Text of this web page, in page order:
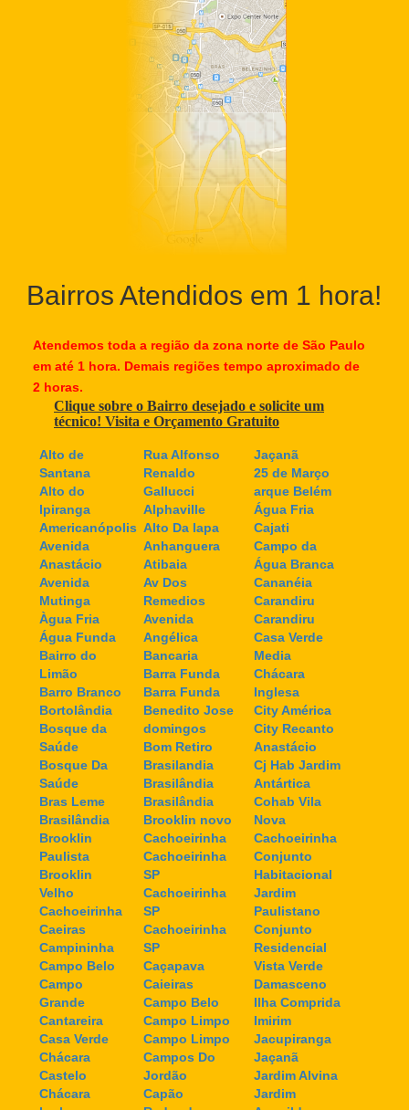
Bairros Atendidos em 1 hora!
Atendemos toda a região da zona norte de São Paulo
em até 1 hora. Demais regiões tempo aproximado de
2 horas.
Clique sobre o Bairro desejado e solicite um
técnico! Visita e Orçamento Gratuito
Alto de
Santana
Alto do
Ipiranga
Americanópolis
Avenida
Anastácio
Avenida
Mutinga
Àgua Fria
Água Funda
Bairro do
Limão
Barro Branco
Bortolândia
Bosque da
Saúde
Bosque Da
Saúde
Bras Leme
Brasilândia
Brooklin
Paulista
Brooklin
Velho
Cachoeirinha
Caeiras
Campininha
Campo Belo
Campo
Grande
Cantareira
Casa Verde
Chácara
Castelo
Chácara
Rua Alfonso
Renaldo
Gallucci
Alphaville
Alto Da lapa
Anhanguera
Atibaia
Av Dos
Remedios
Avenida
Angélica
Bancaria
Barra Funda
Barra Funda
Benedito Jose
domingos
Bom Retiro
Brasilandia
Brasilândia
Brasilândia
Brooklin novo
Cachoeirinha
Cachoeirinha
SP
Cachoeirinha
SP
Cachoeirinha
SP
Caçapava
Caieiras
Campo Belo
Campo Limpo
Campo Limpo
Campos Do
Jordão
Capão
Jaçanã
25 de Março
arque Belém
Água Fria
Cajati
Campo da
Água Branca
Cananéia
Carandiru
Carandiru
Casa Verde
Media
Chácara
Inglesa
City América
City Recanto
Anastácio
Cj Hab Jardim
Antártica
Cohab Vila
Nova
Cachoeirinha
Conjunto
Habitacional
Jardim
Paulistano
Conjunto
Residencial
Vista Verde
Damasceno
Ilha Comprida
Imirim
Jacupiranga
Jaçanã
Jardim Alvina
Jardim